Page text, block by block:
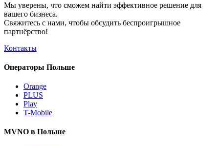
Мы уверены, что сможем найти эффективное решение для
вашего бизнеса.
Свяжитесь с нами, чтобы обсудить беспроигрышное
партнёрство!
Контакты
Операторы Польше
Orange
PLUS
Play
T-Mobile
MVNO в Польше